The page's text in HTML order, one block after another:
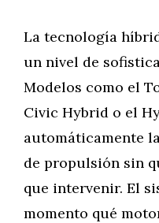
La tecnología
un nivel de
Modelos como el
Civic Hybrid o el
automáticamente
de propulsión sin
que intervenir. El
momento qué